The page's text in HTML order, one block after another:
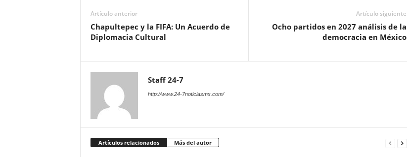
Artículo anterior
Chapultepec y la FIFA: Un Acuerdo de
Diplomacia Cultural
Artículo siguiente
Ocho partidos en 2027 análisis de la
democracia en México
Staff 24-7
http://www.24-7noticiasmx.com/
Artículos relacionados Más del autor